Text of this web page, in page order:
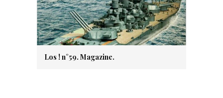
Los ! n°59. Magazine.